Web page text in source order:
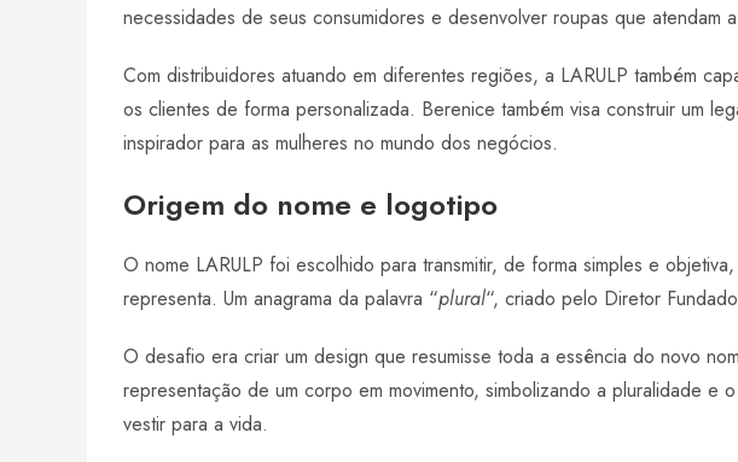
necessidades de seus consumidores e desenvolver roupas que atendam
Com distribuidores atuando em diferentes regiões, a LARULP também
os clientes de forma personalizada. Berenice também visa construir um
inspirador para as mulheres no mundo dos negócios.
Origem do nome e logotipo
O nome LARULP foi escolhido para transmitir, de forma simples e
representa. Um anagrama da palavra “plural“, criado pelo Diretor
O desafio era criar um design que resumisse toda a essência do novo
representação de um corpo em movimento, simbolizando a pluralidade e
vestir para a vida.